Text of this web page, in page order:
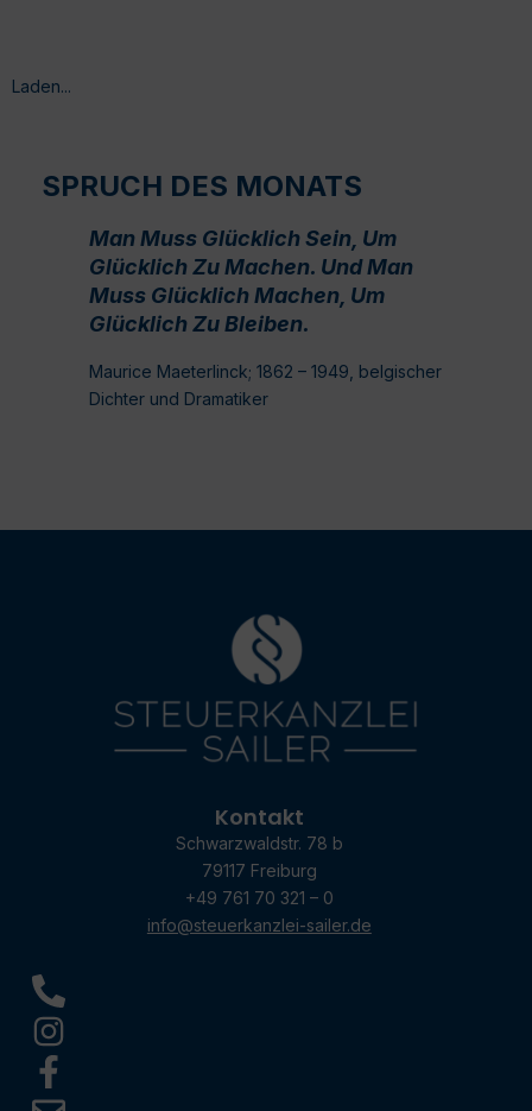
Laden...
SPRUCH DES MONATS
Man Muss Glücklich Sein, Um
Glücklich Zu Machen. Und Man
Muss Glücklich Machen, Um
Glücklich Zu Bleiben.
Maurice Maeterlinck; 1862 – 1949, belgischer
Dichter und Dramatiker
Kontakt
Schwarzwaldstr. 78 b
79117 Freiburg
+49 761 70 321 – 0
info@steuerkanzlei-sailer.de